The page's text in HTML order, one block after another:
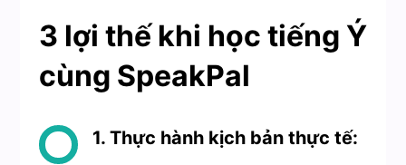
3 lợi thế khi học tiếng Ý
cùng SpeakPal
1. Thực hành kịch bản thực tế: